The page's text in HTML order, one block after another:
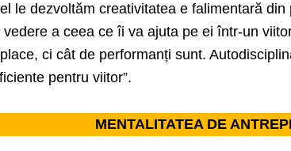
le dezvoltăm creativitatea e falimentară
vedere a ceea ce îi va ajuta pe ei într-un
ci cât de performanți sunt.
pentru viitor”.
MENTALITATEA DE